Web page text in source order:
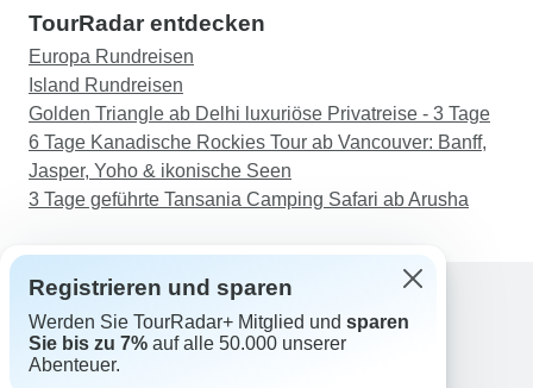
TourRadar entdecken
Europa Rundreisen
Island Rundreisen
Golden Triangle ab Delhi luxuriöse Privatreise - 3 Tage
6 Tage Kanadische Rockies Tour ab Vancouver: Banff,
Jasper, Yoho & ikonische Seen
3 Tage geführte Tansania Camping Safari ab Arusha
Support
Kontakt
Registrieren und sparen
Werden Sie TourRadar+ Mitglied und sparen
Sie bis zu 7% auf alle 50.000 unserer
Abenteuer.